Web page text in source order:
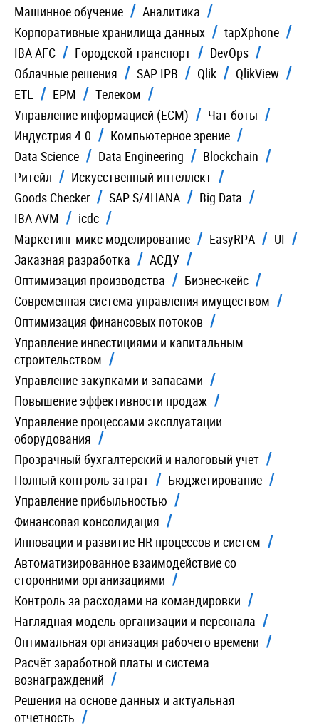
Машинное обучение
Аналитика
Корпоративные хранилища данных
tapXphone
IBA AFC
Городской транспорт
DevOps
Облачные решения
SAP IPB Qlik
QlikView
ETL
EPM
Телеком
Управление информацией (ECM)
Чат-боты
Индустрия 4.0
Компьютерное зрение
Data Science
Data Engineering
Blockchain
Ритейл
Искусственный интеллект
Goods Checker
SAP S/4HANA
Big Data
IBA AVM
icdc
Маркетинг-микс моделирование
EasyRPA
UI
Заказная разработка
АСДУ
Оптимизация производства
Бизнес-кейс
Современная система управления имуществом
Оптимизация финансовых потоков
Управление инвестициями и капитальным
строительством
Управление закупками и запасами
Повышение эффективности продаж
Управление процессами эксплуатации
оборудования
Прозрачный бухгалтерский и налоговый учет
Полный контроль затрат
Бюджетирование
Управление прибыльностью
Финансовая консолидация
Инновации и развитие HR-процессов и систем
Автоматизированное взаимодействие со
сторонними организациями
Контроль за расходами на командировки
Наглядная модель организации и персонала
Оптимальная организация рабочего времени
Расчёт заработной платы и система
вознаграждений
Решения на основе данных и актуальная
отчетность